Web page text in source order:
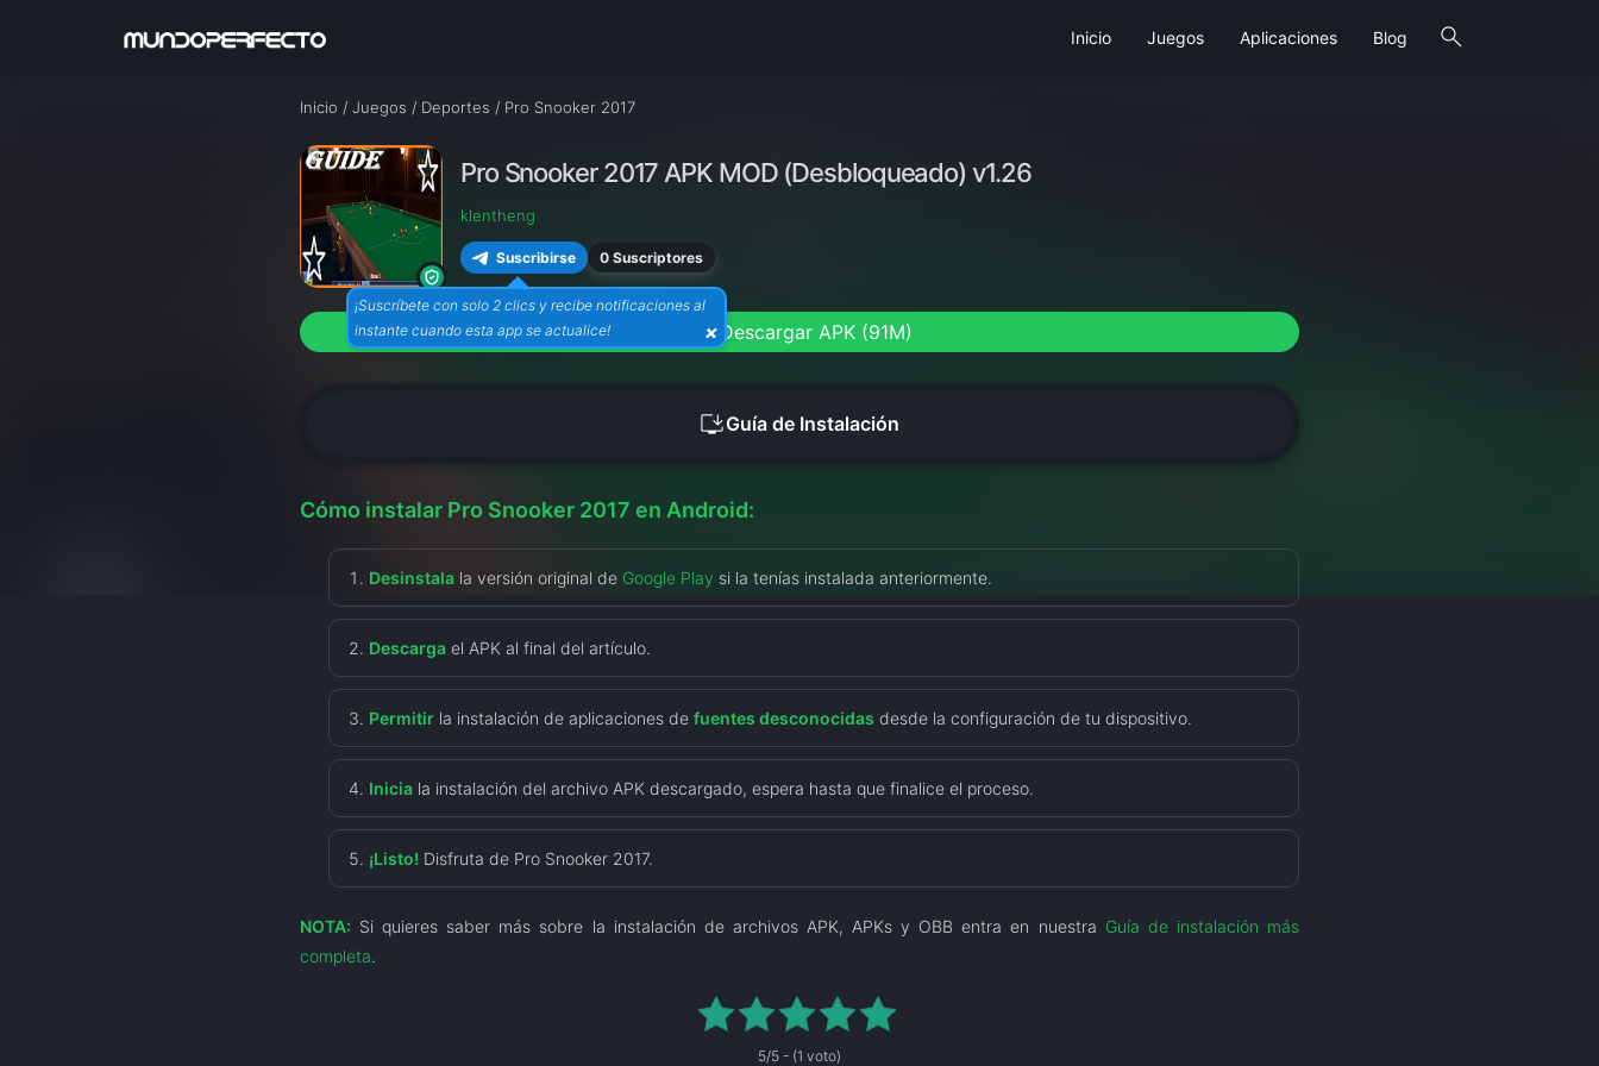
search
Inicio Juegos Aplicaciones Blog
Inicio / Juegos / Deportes / Pro Snooker 2017
Pro Snooker 2017 APK MOD (Desbloqueado) v1.26
klentheng
Suscribirse 0 Suscriptores
¡Suscríbete con solo 2 clics y recibe notificaciones al
instante cuando esta app se actualice!
×
downloadDescargar APK (91M)
install_desktopGuía de Instalación
Cómo instalar Pro Snooker 2017 en Android:
Desinstala la versión original de Google Play si la tenías instalada anteriormente.
Descargael APK al final del artículo.
Permitirla instalación de aplicaciones de fuentes desconocidas desde la configuración de tu dispositivo.
Iniciala instalación del archivo APK descargado, espera hasta que finalice el proceso.
¡Listo! Disfruta de Pro Snooker 2017.
NOTA: Si quieres saber más sobre la instalación de archivos APK, APKs y OBB entra en nuestra Guía de instalación más
completa.
5/5 - (1 voto)